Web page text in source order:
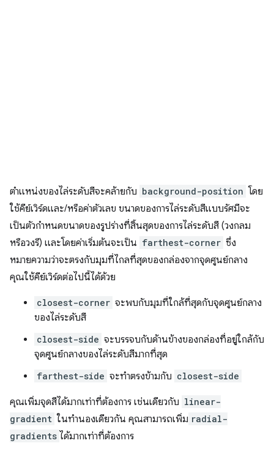
ตำแหน่งของไล่ระดับสีจะคล้ายกับ background-position โดย
ใช้คีย์เวิร์ดและ/หรือค่าตัวเลข ขนาดของการไล่ระดับสีแบบรัศมีจะ
เป็นตัวกำหนดขนาดของรูปร่างที่สิ้นสุดของการไล่ระดับสี (วงกลม
หรือวงรี) และโดยค่าเริ่มต้นจะเป็น farthest-corner ซึ่ง
หมายความว่าจะตรงกับมุมที่ไกลที่สุดของกล่องจากจุดศูนย์กลาง
คุณใช้คีย์เวิร์ดต่อไปนี้ได้ด้วย
closest-corner จะพบกับมุมที่ใกล้ที่สุดกับจุดศูนย์กลาง
ของไล่ระดับสี
closest-side จะบรรจบกับด้านข้างของกล่องที่อยู่ใกล้กับ
จุดศูนย์กลางของไล่ระดับสีมากที่สุด
farthest-side จะทําตรงข้ามกับ closest-side
คุณเพิ่มจุดสีได้มากเท่าที่ต้องการ เช่นเดียวกับ linear-
gradient ในทำนองเดียวกัน คุณสามารถเพิ่ม radial-
gradients ได้มากเท่าที่ต้องการ